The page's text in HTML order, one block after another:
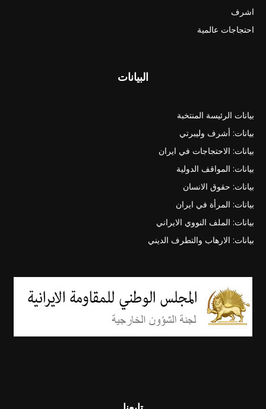
اشرف
احتجاجات عالمية
البيانات
بيانات الرئيسة المنتخبة
بيانات: أشرف وليبرتي
بيانات: الاحتجاجات في ايران
بيانات: المواقف الدولية
بيانات: حقوق الانسان
بيانات: المرأة في ايران
بيانات: الملف النووي الايراني
بيانات: الارهاب والتطرف الديني